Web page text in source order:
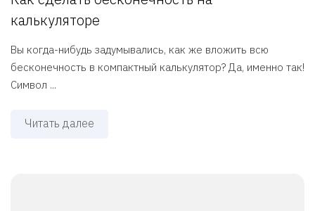
калькуляторе
Вы когда-нибудь задумывались, как же вложить всю
бесконечность в компактный калькулятор? Да, именно так!
Символ ...
Читать далее